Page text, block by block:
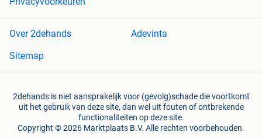
Over 2dehands
Adevinta
Sitemap
2dehands is niet aansprakelijk voor (gevolg)schade die voortkomt
uit het gebruik van deze site, dan wel uit fouten of ontbrekende
functionaliteiten op deze site.
Copyright © 2026 Marktplaats B.V. Alle rechten voorbehouden.